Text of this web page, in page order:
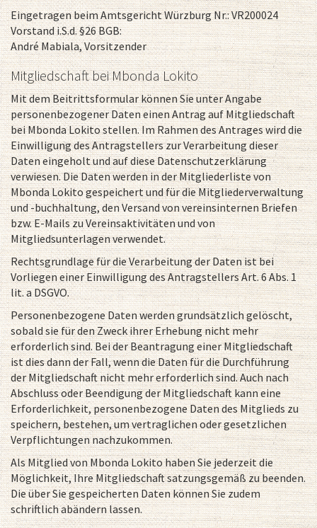
Eingetragen beim Amtsgericht Würzburg Nr.: VR200024
Vorstand i.S.d. §26 BGB:
André Mabiala, Vorsitzender
Mitgliedschaft bei Mbonda Lokito
Mit dem Beitrittsformular können Sie unter Angabe
personenbezogener Daten einen Antrag auf Mitgliedschaft
bei Mbonda Lokito stellen. Im Rahmen des Antrages wird die
Einwilligung des Antragstellers zur Verarbeitung dieser
Daten eingeholt und auf diese Datenschutzerklärung
verwiesen. Die Daten werden in der Mitgliederliste von
Mbonda Lokito gespeichert und für die Mitgliederverwaltung
und -buchhaltung, den Versand von vereinsinternen Briefen
bzw. E-Mails zu Vereinsaktivitäten und von
Mitgliedsunterlagen verwendet.
Rechtsgrundlage für die Verarbeitung der Daten ist bei
Vorliegen einer Einwilligung des Antragstellers Art. 6 Abs. 1
lit. a DSGVO.
Personenbezogene Daten werden grundsätzlich gelöscht,
sobald sie für den Zweck ihrer Erhebung nicht mehr
erforderlich sind. Bei der Beantragung einer Mitgliedschaft
ist dies dann der Fall, wenn die Daten für die Durchführung
der Mitgliedschaft nicht mehr erforderlich sind. Auch nach
Abschluss oder Beendigung der Mitgliedschaft kann eine
Erforderlichkeit, personenbezogene Daten des Mitglieds zu
speichern, bestehen, um vertraglichen oder gesetzlichen
Verpflichtungen nachzukommen.
Als Mitglied von Mbonda Lokito haben Sie jederzeit die
Möglichkeit, Ihre Mitgliedschaft satzungsgemäß zu beenden.
Die über Sie gespeicherten Daten können Sie zudem
schriftlich abändern lassen.